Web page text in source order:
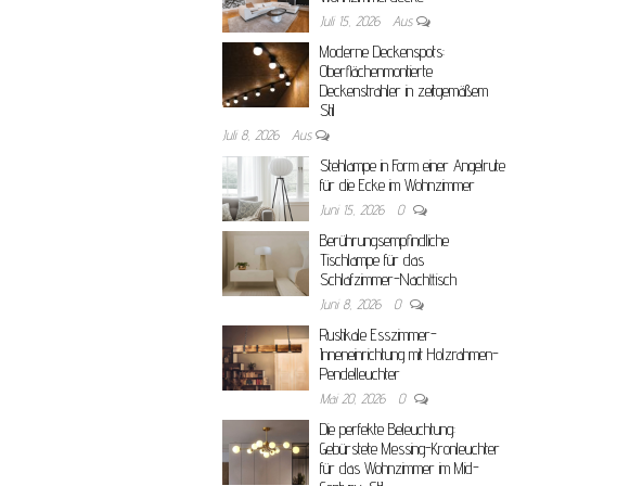
Juli 15, 2026 Aus
Moderne Deckenspots:
Oberflächenmontierte
Deckenstrahler in zeitgemäßem
Stil
Juli 8, 2026 Aus
Stehlampe in Form einer Angelrute
für die Ecke im Wohnzimmer
Juni 15, 2026 0
Berührungsempfindliche
Tischlampe für das
Schlafzimmer-Nachttisch
Juni 8, 2026 0
Rustikale Esszimmer-
Inneneinrichtung mit Holzrahmen-
Pendelleuchter
Mai 20, 2026 0
Die perfekte Beleuchtung:
Gebürstete Messing-Kronleuchter
für das Wohnzimmer im Mid-